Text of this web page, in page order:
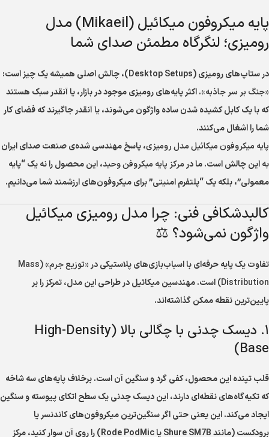
پایه میکروفون میکائیل (Mikaeil) مدل
رومیزی؛ لنگرگاه مطمئن صدای شما
در ستاپ‌های رومیزی (Desktop Setups)، چالش اصلی همیشه یک چیز است:
«جنگ بر سر جاذبه». اکثر پایه‌های رومیزی موجود در بازار، یا آنقدر سبک هستند
که با یک کابل کشیده شدن ساده واژگون می‌شوند، یا آنقدر جاگیرند که فضای کار
شما را اشغال می‌کنند.
پایه میکروفون میکائیل مدل رومیزی، پاسخ مهندسی شده‌ی صنعت صدای ایران
به این چالش است. ما درمرکز پایه میکروفن وحید، این محصول را نه یک “پایه
معمولی”، بلکه یک “پلتفرم امنیتی” برای میکروفون‌های ارزشمند شما می‌دانیم.
کالبدشکافی فنی: چرا مدل رومیزی میکائیل
واژگون نمی‌شود؟ ⚖️
تفاوت یک پایه حرفه‌ای با اسباب‌بازی‌های پلاستیکی در
«توزیع جرم» (Mass
Distribution) است. مهندسین میکائیل در طراحی این مدل، تمرکز را بر
پایین‌ترین نقطه ممکن گذاشته‌اند.
۱. دیسک چدنی با چگالی بالا (High-Density
Base)
قلب تپنده این محصول، کفی گرد و سنگین آن است. برخلاف پایه‌های سه شاخه
که تکیه‌گاه‌های نقطه‌ای دارند، این دیسک چدنی یک سطح اتکای پیوسته و سنگین
ایجاد می‌کند. این یعنی حتی اگر سنگین‌ترین میکروفون‌های کاندنسر یا
برودکست (مانند Shure SM7B یا Rode PodMic) را روی آن سوار کنید، مرکز